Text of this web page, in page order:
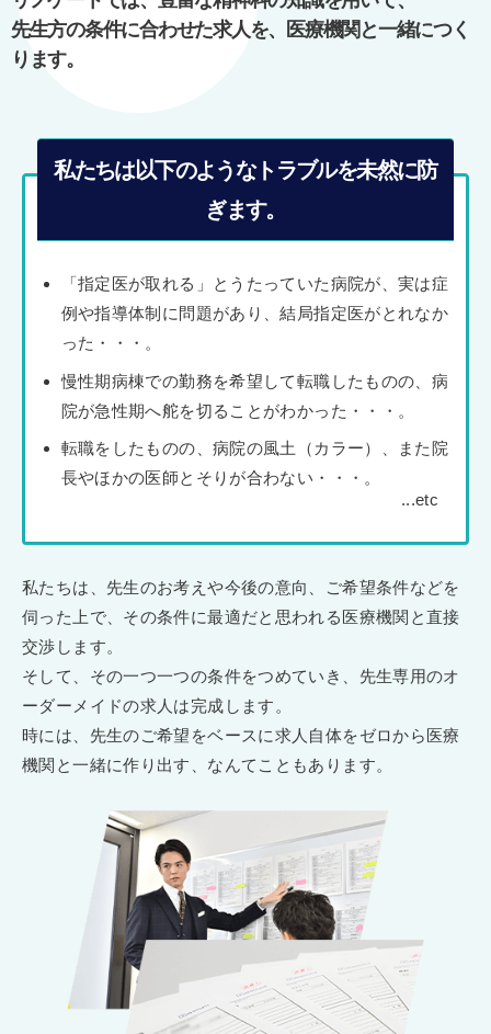
ン
先生方の条件に合わせた求人を、医療機関と一緒につく
ります。
私たちは以下のようなトラブルを未然に防
ぎます。
「指定医が取れる」とうたっていた病院が、実は症
例や指導体制に問題があり、結局指定医がとれなか
った・・・。
慢性期病棟での勤務を希望して転職したものの、病
院が急性期へ舵を切ることがわかった・・・。
転職をしたものの、病院の風土（カラー）、また院
長やほかの医師とそりが合わない・・・。
私たちは、先生のお考えや今後の意向、ご希望条件などを
伺った上で、その条件に最適だと思われる医療機関と直接
交渉します。
そして、その一つ一つの条件をつめていき、先生専用のオ
ーダーメイドの求人は完成します。
時には、先生のご希望をベースに求人自体をゼロから医療
機関と一緒に作り出す、なんてこともあります。